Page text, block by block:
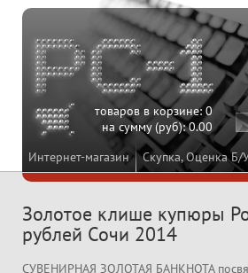
Интернет-магазин Скупка, Оценка Б/
товаров в корзине:0
на сумму (руб):0.00
Золотое клише купюры
рублей Сочи 2014
СУВЕНИРНАЯ ЗОЛОТАЯ БАНКНОТА